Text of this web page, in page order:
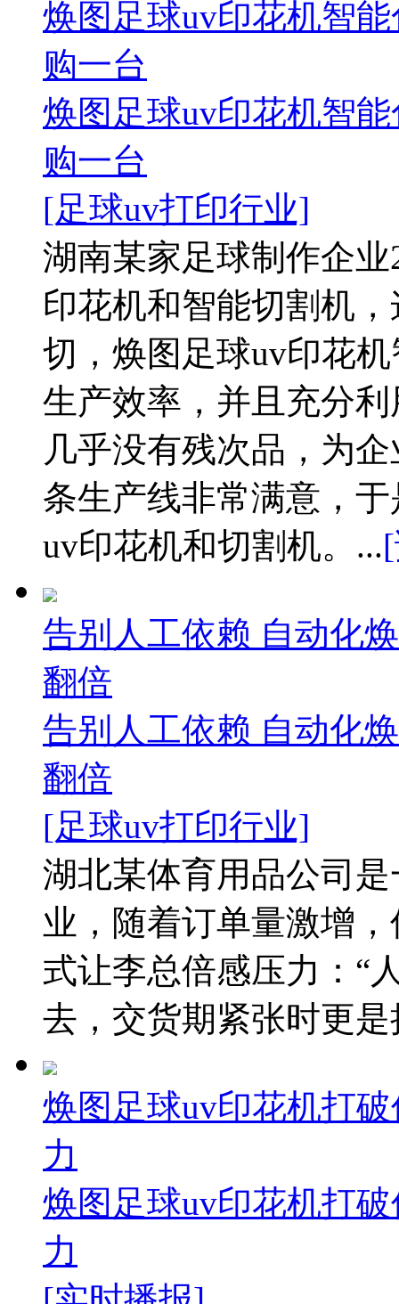
焕图足球uv印花机智
购一台
焕图足球uv印花机智
购一台
[足球uv打印行业]
湖南某家足球制作企
印花机和智能切割机
切，焕图足球uv印花
生产效率，并且充分
几乎没有残次品，为
条生产线非常满意，
uv印花机和切割机。...
告别人工依赖 自动化
翻倍
告别人工依赖 自动化
翻倍
[足球uv打印行业]
湖北某体育用品公司
业，随着订单量激增
式让李总倍感压力：“
去，交货期紧张时更是
焕图足球uv印花机打
力
焕图足球uv印花机打
力